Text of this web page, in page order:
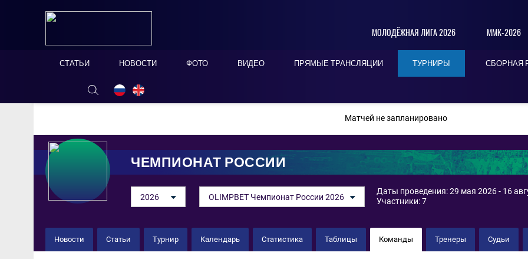
МОЛОДЁЖНАЯ ЛИГА 2026 ММК-2026
СТАТЬИ НОВОСТИ ФОТО ВИДЕО ПРЯМЫЕ ТРАНСЛЯЦИИ ТУРНИРЫ СБОРНАЯ
ОНЛАЙН ТАБЛО СКРЫТЬ
Матчей не запланировано
ЧЕМПИОНАТ РОССИИ
2026 OLIMPBET Чемпионат России 2026
Даты проведения: 29 мая 2026 - 16
Участники: 7
Новости Статьи Турнир Календарь Статистика Таблицы Команды Тренеры Судьи